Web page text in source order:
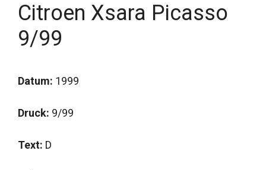
Citroen Xsara Picasso
9/99
Datum: 1999
Druck: 9/99
Text: D